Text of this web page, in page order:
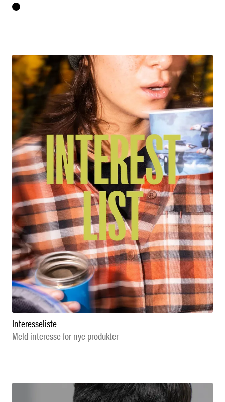
Interesseliste
Meld interesse for nye produkter